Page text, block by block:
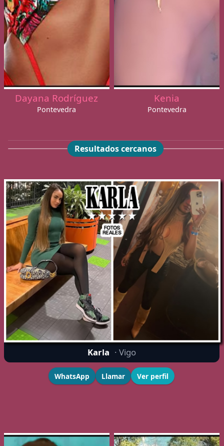
Dayana Rodríguez
Pontevedra
Kenia
Pontevedra
Resultados cercanos
Karla · Vigo
WhatsApp Llamar Ver perfil